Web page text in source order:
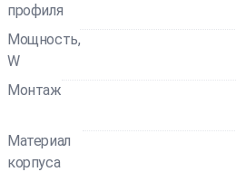
профиля
Мощность,
W
Монтаж
Материал
корпуса